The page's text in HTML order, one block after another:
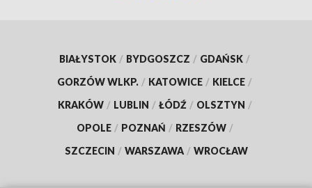
BIAŁYSTOK / BYDGOSZCZ / GDAŃSK /
GORZÓW WLKP. / KATOWICE / KIELCE /
KRAKÓW / LUBLIN / ŁÓDŹ / OLSZTYN /
OPOLE / POZNAŃ / RZESZÓW /
SZCZECIN / WARSZAWA / WROCŁAW